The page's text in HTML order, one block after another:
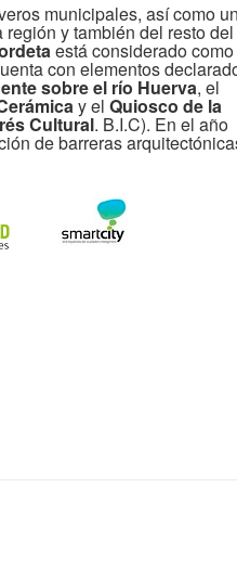
municipales, así como un
y también del resto del
está considerado como
con elementos
sobre el río Huerva, el
y el Quiosco de la
Cultural. B.I.C). En el año
de barreras